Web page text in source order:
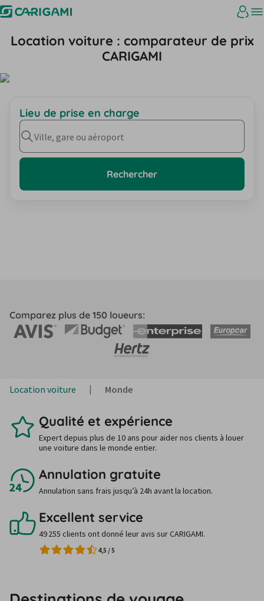
Location voiture : comparateur de prix
CARIGAMI
Lieu de prise en charge
Ville, gare ou aéroport
Rechercher
Comparez plus de 150 loueurs:
Location voiture Monde
Qualité et expérience
Expert depuis plus de 10 ans pour aider nos clients à louer
une voiture dans le monde entier.
Annulation gratuite
Annulation sans frais jusqu’à 24h avant la location.
Excellent service
49 255 clients ont donné leur avis sur CARIGAMI.
4,5 /5